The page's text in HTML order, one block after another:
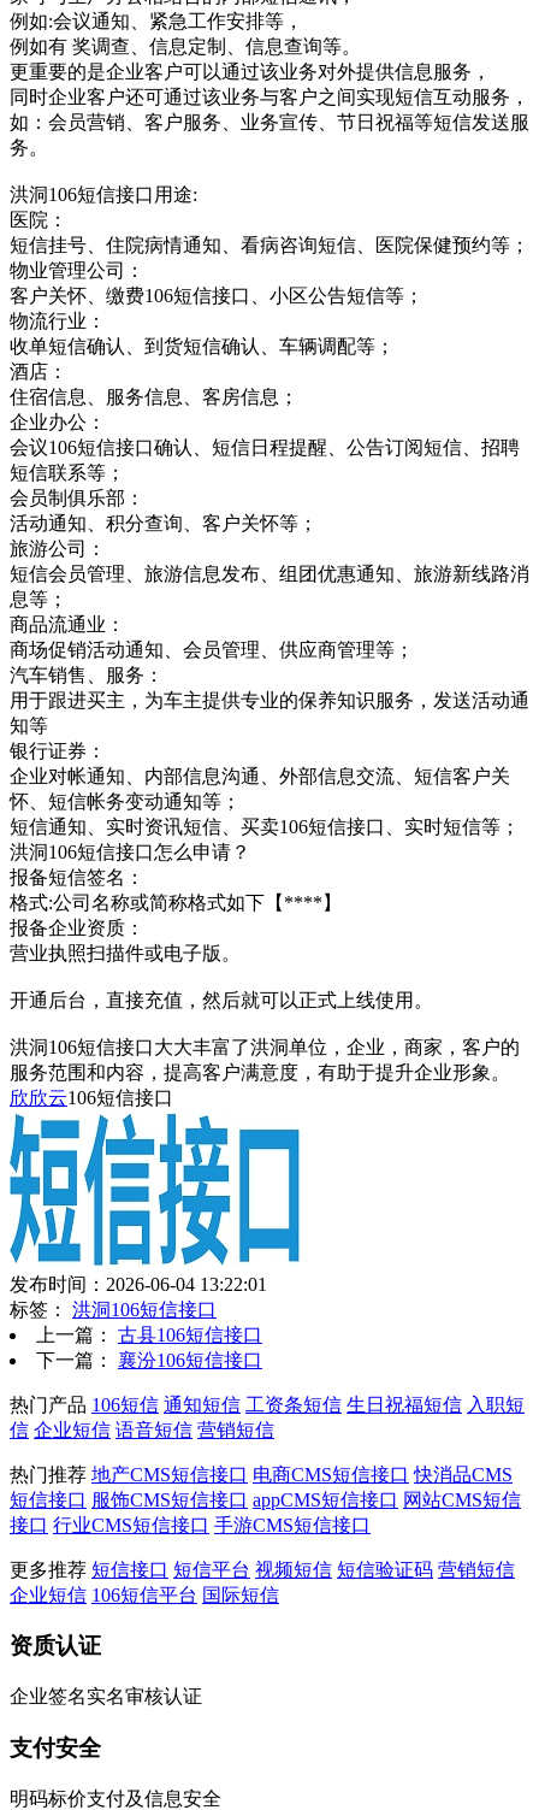
例如:会议通知、紧急工作安排等，
例如有 奖调查、信息定制、信息查询等。
更重要的是企业客户可以通过该业务对外提供信息服务，
同时企业客户还可通过该业务与客户之间实现短信互动服务，
如：会员营销、客户服务、业务宣传、节日祝福等短信发送服
务。
洪洞106短信接口用途:
医院：
短信挂号、住院病情通知、看病咨询短信、医院保健预约等；
物业管理公司：
客户关怀、缴费106短信接口、小区公告短信等；
物流行业：
收单短信确认、到货短信确认、车辆调配等；
酒店：
住宿信息、服务信息、客房信息；
企业办公：
会议106短信接口确认、短信日程提醒、公告订阅短信、招聘
短信联系等；
会员制俱乐部：
活动通知、积分查询、客户关怀等；
旅游公司：
短信会员管理、旅游信息发布、组团优惠通知、旅游新线路消
息等；
商品流通业：
商场促销活动通知、会员管理、供应商管理等；
汽车销售、服务：
用于跟进买主，为车主提供专业的保养知识服务，发送活动通
知等
银行证券：
企业对帐通知、内部信息沟通、外部信息交流、短信客户关
怀、短信帐务变动通知等；
短信通知、实时资讯短信、买卖106短信接口、实时短信等；
洪洞106短信接口怎么申请？
报备短信签名：
格式:公司名称或简称格式如下【****】
报备企业资质：
营业执照扫描件或电子版。
开通后台，直接充值，然后就可以正式上线使用。
洪洞106短信接口大大丰富了洪洞单位，企业，商家，客户的
服务范围和内容，提高客户满意度，有助于提升企业形象。
欣欣云106短信接口
发布时间：2026-06-04 13:22:01
标签： 洪洞106短信接口
上一篇： 古县106短信接口
下一篇： 襄汾106短信接口
热门产品 106短信 通知短信 工资条短信 生日祝福短信 入职短
信 企业短信 语音短信 营销短信
热门推荐 地产CMS短信接口 电商CMS短信接口 快消品CMS
短信接口 服饰CMS短信接口 appCMS短信接口 网站CMS短信
接口 行业CMS短信接口 手游CMS短信接口
更多推荐 短信接口 短信平台 视频短信 短信验证码 营销短信
企业短信 106短信平台 国际短信
资质认证
企业签名实名审核认证
支付安全
明码标价支付及信息安全